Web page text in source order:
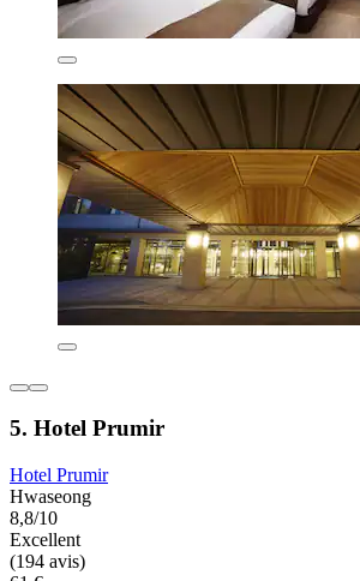
5. Hotel Prumir
Hotel Prumir
Hwaseong
8,8/10
Excellent
(194 avis)